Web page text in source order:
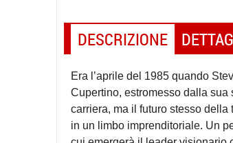
DESCRIZIONE
Era l’aprile del 1985 quando
Cupertino, estromesso dalla
carriera, ma il futuro stesso
in un limbo imprenditoriale. Un